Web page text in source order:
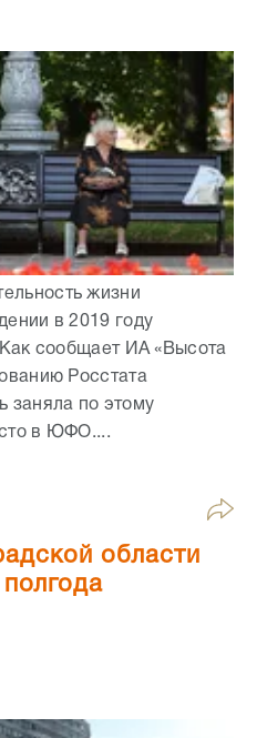
жизни
в 2019 году
сообщает ИА «Высота
Росстата
заняла по этому
в ЮФО....
области